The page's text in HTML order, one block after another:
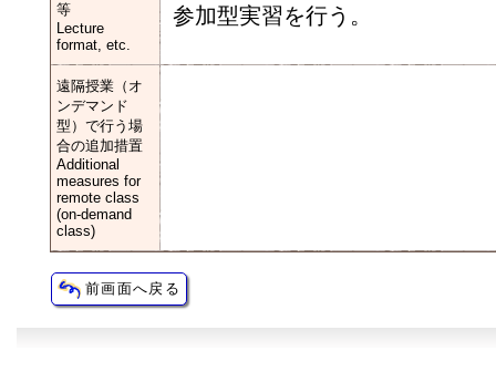
等
Lecture
format, etc.
参加型実習を行う。
遠隔授業（オ
ンデマンド
型）で行う場
合の追加措置
Additional
measures for
remote class
(on-demand
class)